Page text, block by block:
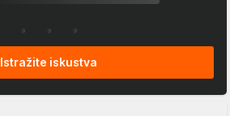
Istražite iskustva